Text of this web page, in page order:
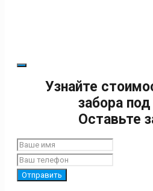
Узнайте
забора
Оставьте
Отправить